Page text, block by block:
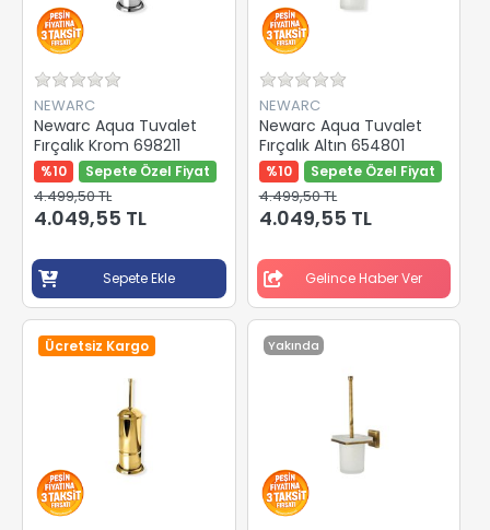
NEWARC
Newarc Aqua Tuvalet
Fırçalık Krom 698211
%10 Sepete Özel Fiyat
4.499,50 TL
4.049,55 TL
Sepete Ekle
NEWARC
Newarc Aqua Tuvalet
Fırçalık Altın 654801
%10 Sepete Özel Fiyat
4.499,50 TL
4.049,55 TL
Gelince Haber Ver
Ücretsiz Kargo Yakında